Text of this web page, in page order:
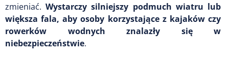
zmieniać.Wystarczy silniejszy podmuch wiatru lub
większa fala, aby osoby korzystające z kajaków czy
rowerków wodnych znalazły się w
niebezpieczeństwie.